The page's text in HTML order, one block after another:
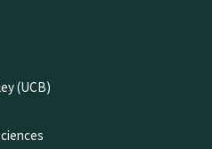
(UCB)